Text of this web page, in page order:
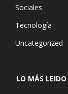
Sociales
Tecnología
Uncategorized
LO MÁS LEIDO